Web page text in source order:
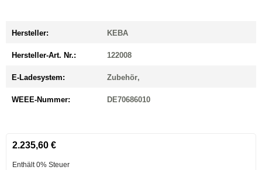
Hersteller: KEBA
Hersteller-Art. Nr.: 122008
E-Ladesystem: Zubehör,
WEEE-Nummer: DE70686010
2.235,60 €
Enthält 0% Steuer